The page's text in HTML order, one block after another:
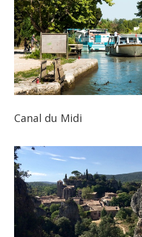
Canal du Midi